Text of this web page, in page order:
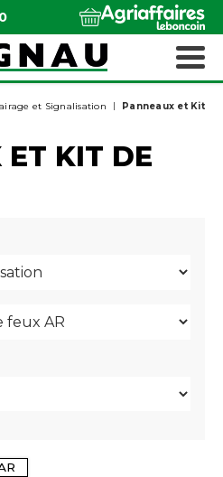
et Signalisation Panneaux et Kit
ET KIT DE